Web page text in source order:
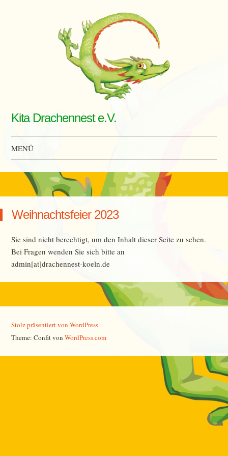
Kita Drachennest e.V.
MENÜ
Weihnachtsfeier 2023
Sie sind nicht berechtigt, um den Inhalt dieser Seite zu sehen.
Bei Fragen wenden Sie sich bitte an
admin[at]drachennest-koeln.de
Stolz präsentiert von WordPress
Theme: Confit von WordPress.com